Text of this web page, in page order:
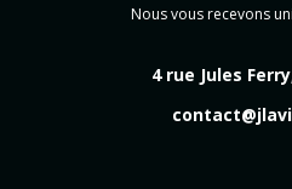
Nous vous recevons
4 rue Jules